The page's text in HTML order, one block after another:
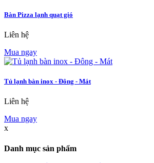
Bàn Pizza lạnh quạt gió
Liên hệ
Mua ngay
Tủ lạnh bàn inox - Đông - Mát
Liên hệ
Mua ngay
x
Danh mục sản phẩm